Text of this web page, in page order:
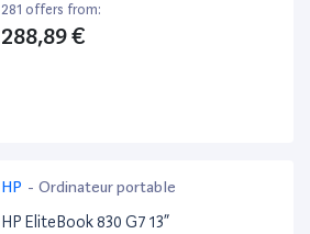
281 offers from:
288,89 €
HP - Ordinateur portable
HP EliteBook 830 G7 13”